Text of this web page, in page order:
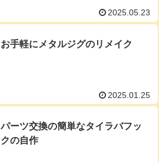
2025.05.23
お手軽にメタルジグのリメイク
2025.01.25
パーツ交換の簡単なタイラバフッ
クの自作